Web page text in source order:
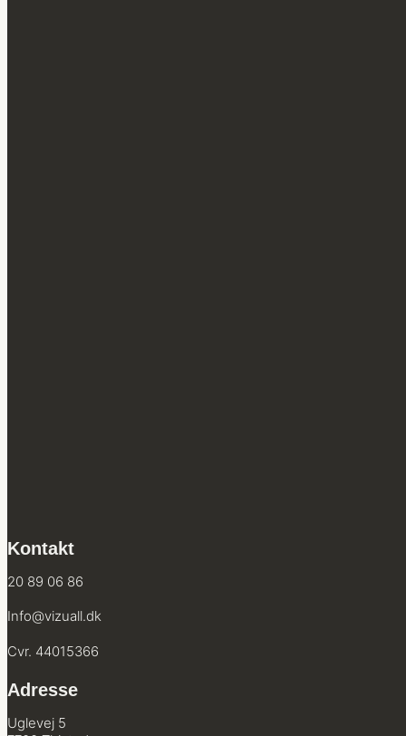
Kontakt
20 89 06 86
Info@vizuall.dk
Cvr. 44015366
Adresse
Uglevej 5